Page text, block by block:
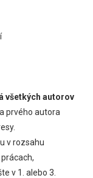
všetkých autorov
prvého autora
v rozsahu
v 1. alebo 3.